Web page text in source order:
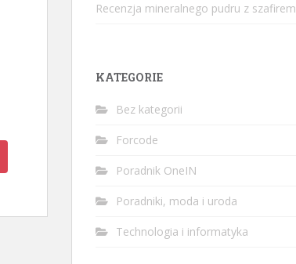
Recenzja mineralnego pudru z szafirem
KATEGORIE
Bez kategorii
Forcode
Poradnik OneIN
Poradniki, moda i uroda
Technologia i informatyka